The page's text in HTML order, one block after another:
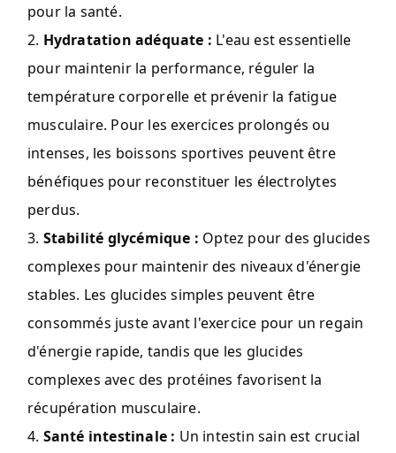
pour la santé.
Hydratation adéquate : L'eau est essentielle
pour maintenir la performance, réguler la
température corporelle et prévenir la fatigue
musculaire. Pour les exercices prolongés ou
intenses, les boissons sportives peuvent être
bénéfiques pour reconstituer les électrolytes
perdus.
Stabilité glycémique : Optez pour des glucides
complexes pour maintenir des niveaux d'énergie
stables. Les glucides simples peuvent être
consommés juste avant l'exercice pour un regain
d'énergie rapide, tandis que les glucides
complexes avec des protéines favorisent la
récupération musculaire.
Santé intestinale : Un intestin sain est crucial